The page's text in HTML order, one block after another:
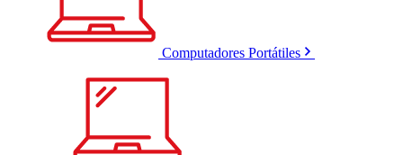
Computadores Portátiles